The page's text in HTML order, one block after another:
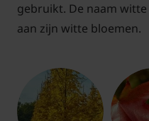
gebruikt. De naam
aan zijn witte bloemen.